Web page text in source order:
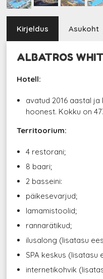
Kirjeldus Asukoht
ALBATROS
Hotell:
avatud 2016 aastal
hoonest. Kokku on
Territoorium:
4 restorani;
8 baari;
2 basseini:
päikesevarjud;
lamamistoolid;
rannarätikud;
ilusalong (lisatasu
SPA keskus (lisatasu
internetikohvik